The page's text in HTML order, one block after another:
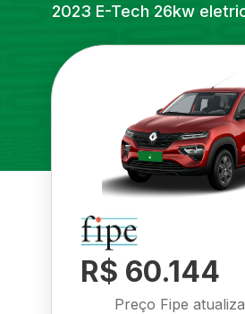
2023 E-Tech 26kw
R$ 60.144
Preço Fipe